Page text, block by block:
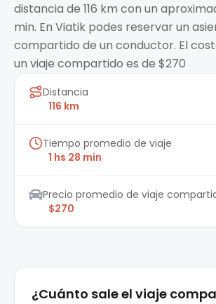
distancia de 116 km con un
min. En Viatik podes reservar un
compartido de un conductor. El
un viaje compartido es de $270
Distancia
116 km
Tiempo promedio de viaje
1 hs 28 min
Precio promedio de viaje
$270
¿Cuánto sale el viaje